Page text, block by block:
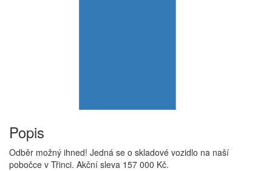
Popis
Odběr možný ihned! Jedná se o skladové vozidlo na naší
pobočce v Třinci. Akční sleva 157 000 Kč.